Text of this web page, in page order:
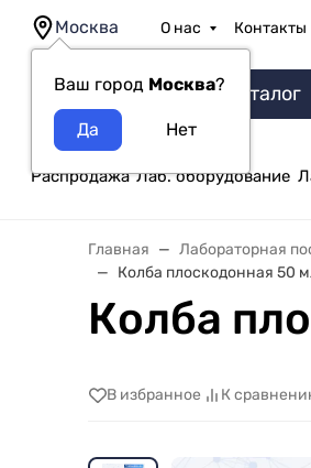
Москва
Ваш город Москва?
О нас Контакты
Каталог
Распродажа Лаб. оборудование
Главная Лабораторная
Колба плоскодонная 50
Колба
В избранное К